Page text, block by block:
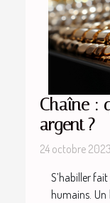
Chaîne :
argent ?
24 octobre
S’habiller
humains.